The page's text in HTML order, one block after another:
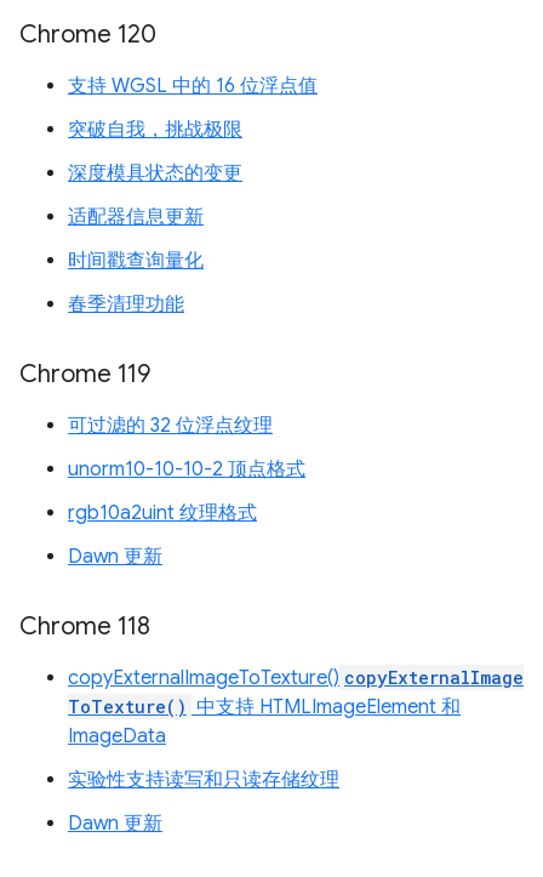
Chrome 120
支持 WGSL 中的 16 位浮点值
突破自我，挑战极限
深度模具状态的变更
适配器信息更新
时间戳查询量化
春季清理功能
Chrome 119
可过滤的 32 位浮点纹理
unorm10-10-10-2 顶点格式
rgb10a2uint 纹理格式
Dawn 更新
Chrome 118
copyExternalImageToTexture() copyExternalImage
ToTexture() 中支持 HTMLImageElement 和
ImageData
实验性支持读写和只读存储纹理
Dawn 更新